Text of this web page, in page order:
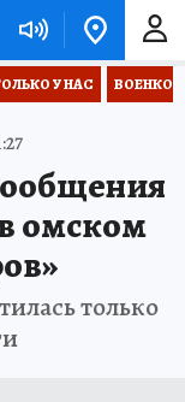
У НАС
омском
только